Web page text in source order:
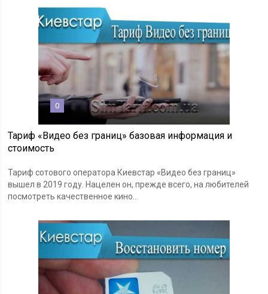
0
Тариф «Видео без границ» базовая информация и
стоимость
Тариф сотового оператора Киевстар «Видео без границ»
вышел в 2019 году. Нацелен он, прежде всего, на любителей
посмотреть качественное кино...